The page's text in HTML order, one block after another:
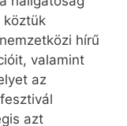
köztük
hírű
valamint
az
azt